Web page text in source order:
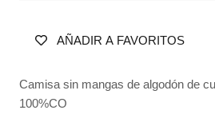
AÑADIR A FAVORITOS
Camisa sin mangas de algodón de
100%CO